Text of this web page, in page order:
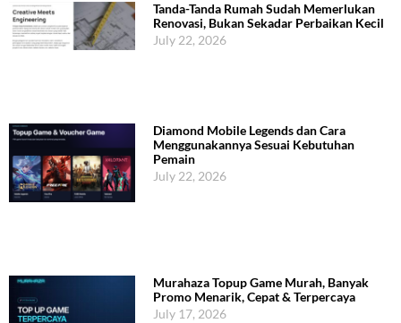
Tanda-Tanda Rumah Sudah Memerlukan
Renovasi, Bukan Sekadar Perbaikan Kecil
July 22, 2026
Diamond Mobile Legends dan Cara
Menggunakannya Sesuai Kebutuhan
Pemain
July 22, 2026
Murahaza Topup Game Murah, Banyak
Promo Menarik, Cepat & Terpercaya
July 17, 2026